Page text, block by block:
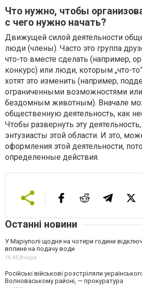
Что нужно, чтобы
с чего нужно начать?
Движущей силой деятельности
люди (члены). Часто это группа
что-то вместе сделать (например,
конкурс) или люди, которым „что-
хотят это изменить (например,
ограниченными возможностями
бездомным животным). Вначале
общественную деятельность, как
Чтобы развернуть эту
энтузиасты этой области. И это,
оформления этой деятельности,
определенные действия.
Останні новини
У Маріуполі щодня на чотири години
вплине на подачу води
16:45,Вчора
Російські військові розстріляли
Волноваському районі, — прокуратура